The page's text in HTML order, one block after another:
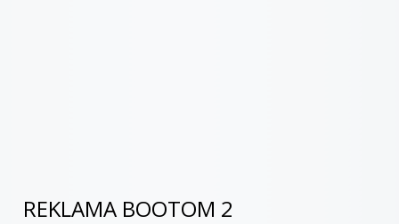
REKLAMA BOOTOM 2